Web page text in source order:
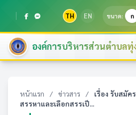
TH EN ขนาด: ก
องค์การบริหารส่วนตำบลทุ่
หน้าแรก / ข่าวสาร /
เรื่อง รับสมัค
สรรหาและเลือกสรรเป็...